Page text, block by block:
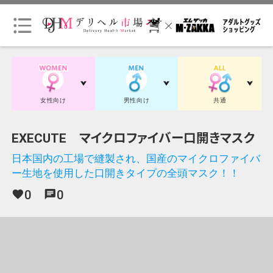
会
員
ロ
イ
会
員
（無
女性向け 男性向け 共通
EXECUTE マイクロファイバー口開きマスク
日本国内の工場で縫製され、国産のマイクロファイバ
ー生地を使用した口開きタイプの全頭マスク！！
favorite0 chat0